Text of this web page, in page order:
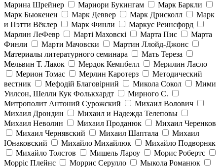
Марина Шрейнер
Мариори Букингам
Марк Баркли
Марк Бьюкенен
Марк Деввер Марк Дрисколл
Марк
и Пэтти Вёклер
Марк Финли
Маркус Реинсфорд
Марлин ЛеФевр
Марті Маховскі Марта Пис
Марта
Финли
Марти Мачовски
Мартин Ллойд-Джонс
Материалы литературного семинара
Мать Тереза
Мельвин Т. Лакок
Мердок Кемпбелл
Мерилин Ласло
Мерион Томас
Мерлин Каротерз
Методический
вестник
Мефодій Благовірний Микола Сокол
Мими
Уилсон, Шелли Кук Фолькхардт
Мирного С.
Митрополит Антоний Сурожский
Михаил Волович
Михаил Дрондин
Михаил и Надежда Телеповы
Михаил Неволин
Михаил Проданюк
Михаил Черенков
Михаил Чернявский
Михаил Шаптала
Михаил
Юнаковский
Михайло Михайлюк
Михайло Подворняк
Михайло Толстов
Мишель Лароу
Морис Робертс
Морріс Плейнс
Моррис Серулло
Мыкола Романюк